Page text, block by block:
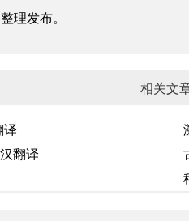
理发布。
相关文
译
翻译